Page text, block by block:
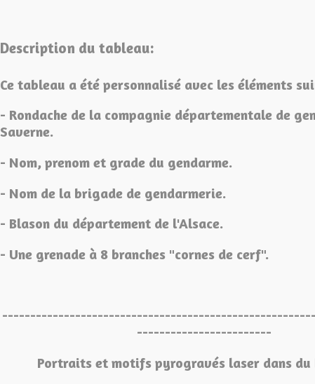
Description du tableau:
Ce tableau a été personnalisé avec les éléments
- Rondache de la compagnie départementale de
Saverne.
- Nom, prenom et grade du gendarme.
- Nom de la brigade de gendarmerie.
- Blason du département de l'Alsace.
- Une grenade à 8 branches "cornes de cerf".
------------------------
Portraits et motifs pyrogravés laser dans